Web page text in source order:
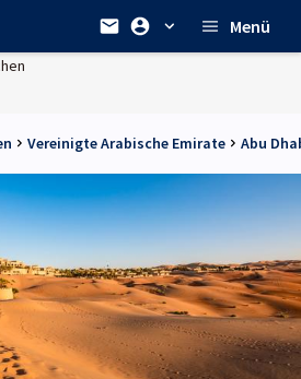
Menü
Vereinigte Arabische Emirate Abu